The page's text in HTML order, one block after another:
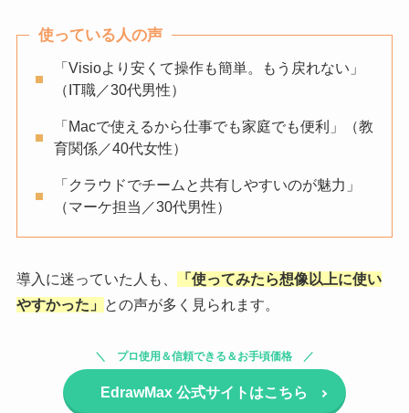
使っている人の声
「Visioより安くて操作も簡単。もう戻れない」
（IT職／30代男性）
「Macで使えるから仕事でも家庭でも便利」（教
育関係／40代女性）
「クラウドでチームと共有しやすいのが魅力」
（マーケ担当／30代男性）
導入に迷っていた人も、
「使ってみたら想像以上に使い
やすかった」
との声が多く見られます。
プロ使用＆信頼できる＆お手頃価格
EdrawMax 公式サイトはこちら